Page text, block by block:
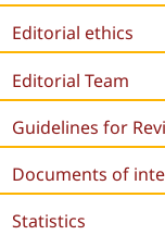
Editorial ethics
Editorial Team
Guidelines for
Documents of
Statistics